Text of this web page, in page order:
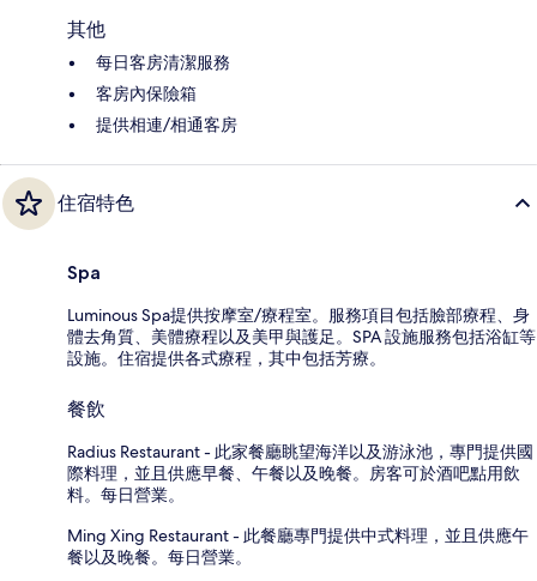
其他
每日客房清潔服務
客房內保險箱
提供相連/相通客房
住宿特色
Spa
Luminous Spa提供按摩室/療程室。服務項目包括臉部療程、身
體去角質、美體療程以及美甲與護足。SPA 設施服務包括浴缸等
設施。住宿提供各式療程，其中包括芳療。
餐飲
Radius Restaurant - 此家餐廳眺望海洋以及游泳池，專門提供國
際料理，並且供應早餐、午餐以及晚餐。房客可於酒吧點用飲
料。每日營業。
Ming Xing Restaurant - 此餐廳專門提供中式料理，並且供應午
餐以及晚餐。每日營業。